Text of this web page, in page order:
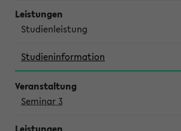
Studienleistung
Studieninformation
Seminar 3